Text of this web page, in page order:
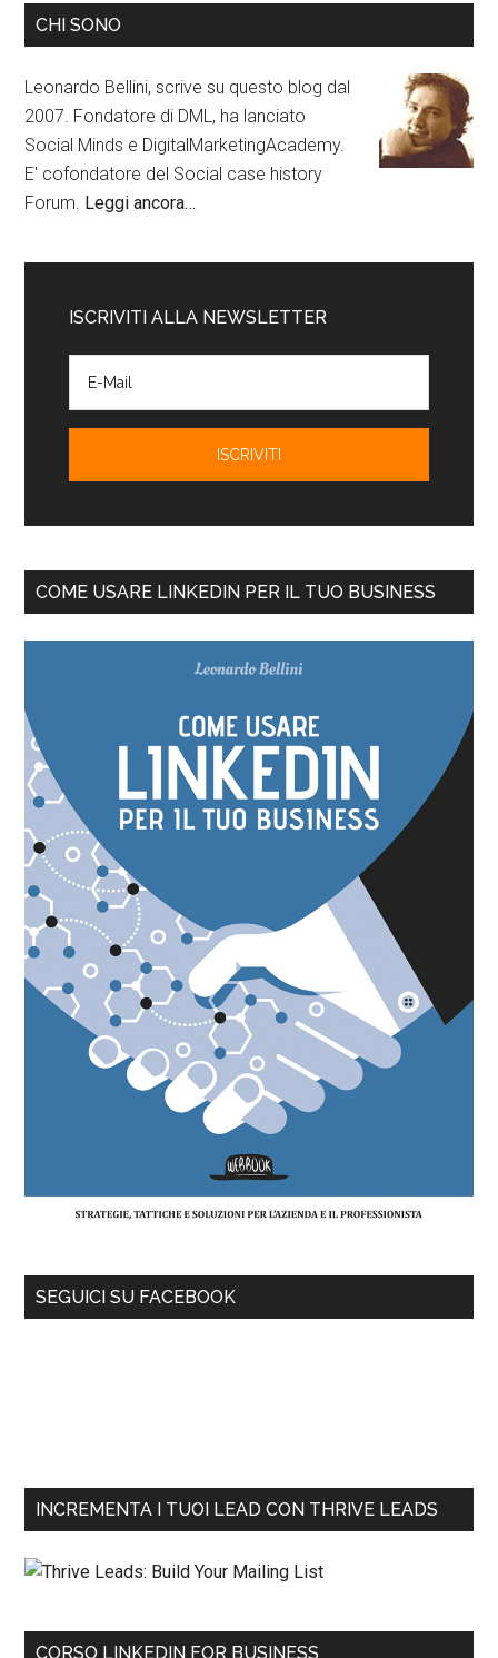
CHI SONO
Leonardo Bellini, scrive su questo blog dal
2007. Fondatore di DML, ha lanciato
Social Minds e DigitalMarketingAcademy.
E' cofondatore del Social case history
Forum. Leggi ancora…
ISCRIVITI ALLA NEWSLETTER
COME USARE LINKEDIN PER IL TUO BUSINESS
SEGUICI SU FACEBOOK
INCREMENTA I TUOI LEAD CON THRIVE LEADS
CORSO LINKEDIN FOR BUSINESS